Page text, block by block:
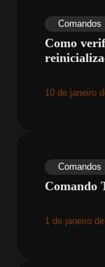
Comandos
Como
10 de janeiro
Comandos
Comando
1 de janeiro